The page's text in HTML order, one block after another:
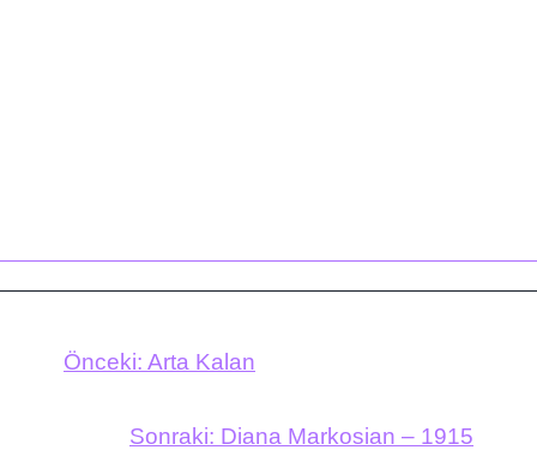
Önceki: Arta Kalan
Sonraki: Diana Markosian – 1915